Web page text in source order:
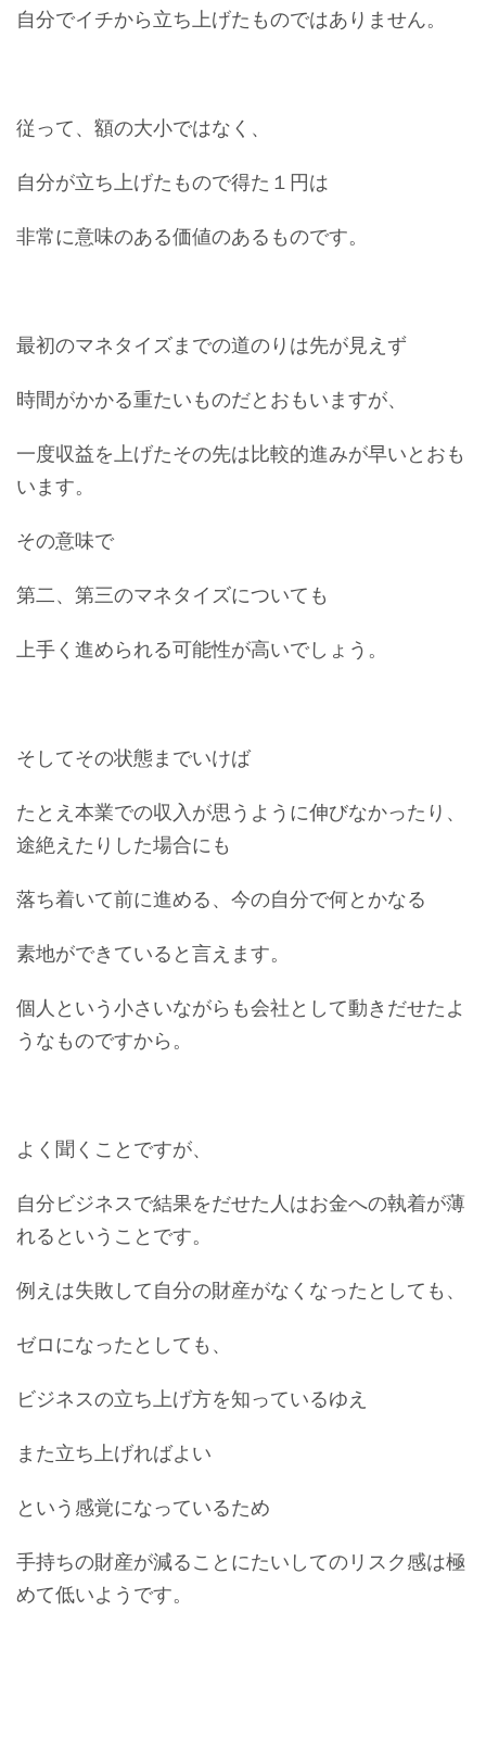
自分でイチから立ち上げたものではありません。
従って、額の大小ではなく、
自分が立ち上げたもので得た１円は
非常に意味のある価値のあるものです。
最初のマネタイズまでの道のりは先が見えず
時間がかかる重たいものだとおもいますが、
一度収益を上げたその先は比較的進みが早いとおも
います。
その意味で
第二、第三のマネタイズについても
上手く進められる可能性が高いでしょう。
そしてその状態までいけば
たとえ本業での収入が思うように伸びなかったり、
途絶えたりした場合にも
落ち着いて前に進める、今の自分で何とかなる
素地ができていると言えます。
個人という小さいながらも会社として動きだせたよ
うなものですから。
よく聞くことですが、
自分ビジネスで結果をだせた人はお金への執着が薄
れるということです。
例えは失敗して自分の財産がなくなったとしても、
ゼロになったとしても、
ビジネスの立ち上げ方を知っているゆえ
また立ち上げればよい
という感覚になっているため
手持ちの財産が減ることにたいしてのリスク感は極
めて低いようです。